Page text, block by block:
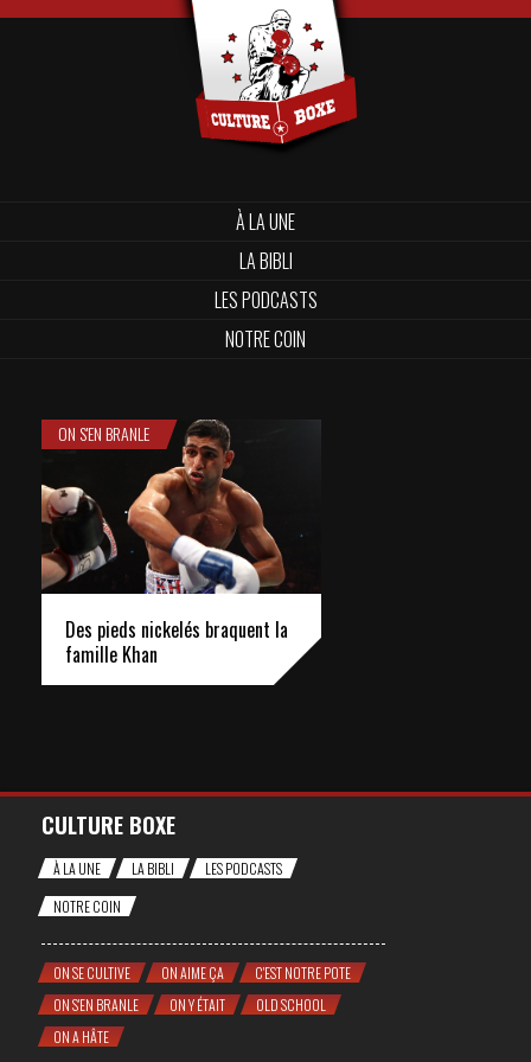
À LA UNE
LA BIBLI
LES PODCASTS
NOTRE COIN
ON S'EN BRANLE
Des pieds nickelés braquent la
famille Khan
CULTURE BOXE
À LA UNE LA BIBLI
LES PODCASTS
NOTRE COIN
ON SE CULTIVE ON AIME ÇA
C'EST NOTRE POTE
ON S'EN BRANLE
ON Y ÉTAIT
OLD SCHOOL
ON A HÂTE